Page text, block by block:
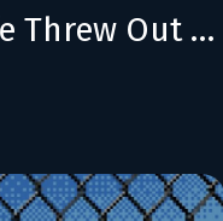
My Wife Threw Out My Card Collection (So I Bought a Dump to Find Them All)